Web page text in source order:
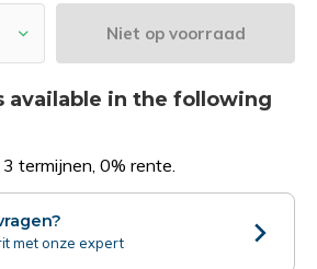
Niet op voorraad
available in the following
3 termijnen, 0% rente.
met onze expert